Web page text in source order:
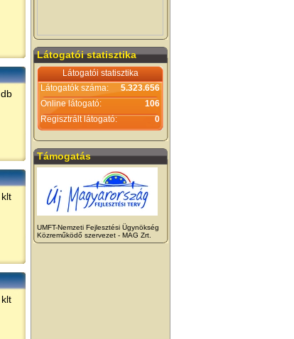
db
klt
klt
Látogatói statisztika
Látogatói statisztika
Látogatók száma:
5.323.656
Online látogató:
106
Regisztrált látogató:
0
Támogatás
UMFT-Nemzeti Fejlesztési Ügynökség
Közreműködő szervezet - MAG Zrt.